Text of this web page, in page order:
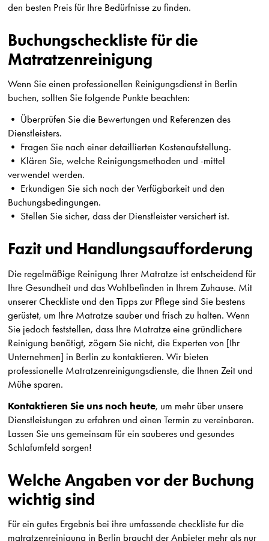
den besten Preis für Ihre Bedürfnisse zu finden.
Buchungscheckliste für die
Matratzenreinigung
Wenn Sie einen professionellen Reinigungsdienst in Berlin
buchen, sollten Sie folgende Punkte beachten:
• Überprüfen Sie die Bewertungen und Referenzen des
Dienstleisters.
• Fragen Sie nach einer detaillierten Kostenaufstellung.
• Klären Sie, welche Reinigungsmethoden und -mittel
verwendet werden.
• Erkundigen Sie sich nach der Verfügbarkeit und den
Buchungsbedingungen.
• Stellen Sie sicher, dass der Dienstleister versichert ist.
Fazit und Handlungsaufforderung
Die regelmäßige Reinigung Ihrer Matratze ist entscheidend für
Ihre Gesundheit und das Wohlbefinden in Ihrem Zuhause. Mit
unserer Checkliste und den Tipps zur Pflege sind Sie bestens
gerüstet, um Ihre Matratze sauber und frisch zu halten. Wenn
Sie jedoch feststellen, dass Ihre Matratze eine gründlichere
Reinigung benötigt, zögern Sie nicht, die Experten von [Ihr
Unternehmen] in Berlin zu kontaktieren. Wir bieten
professionelle Matratzenreinigungsdienste, die Ihnen Zeit und
Mühe sparen.
Kontaktieren Sie uns noch heute, um mehr über unsere
Dienstleistungen zu erfahren und einen Termin zu vereinbaren.
Lassen Sie uns gemeinsam für ein sauberes und gesundes
Schlafumfeld sorgen!
Welche Angaben vor der Buchung
wichtig sind
Für ein gutes Ergebnis bei ihre umfassende checkliste fur die
matratzenreinigung in Berlin braucht der Anbieter mehr als nur